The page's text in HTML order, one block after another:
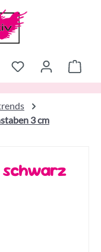
3 cm